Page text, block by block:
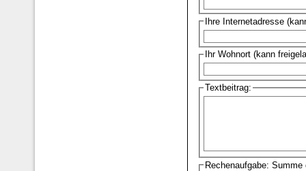
Ihre Internetadresse
Ihr Wohnort (kann
Textbeitrag:
Rechenaufgabe: